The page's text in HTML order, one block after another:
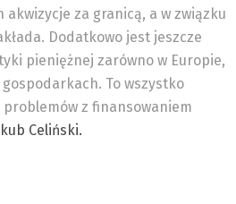
za granicą, a w związku
Dodatkowo jest jeszcze
pieniężnej zarówno w Europie,
To wszystko
problemów z finansowaniem
Celiński.